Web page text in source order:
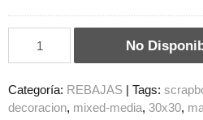
No
Categoría: REBAJAS Tags:
decoracion mixed-media 30x30